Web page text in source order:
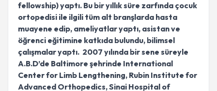
fellowship) yaptı. Bu bir yıllık süre zarfında çocuk
ortopedisi ile ilgili tüm alt branşlarda hasta
muayene edip, ameliyatlar yaptı, asistan ve
öğrenci eğitimine katkıda bulundu, bilimsel
çalışmalar yaptı. 2007 yılında bir sene süreyle
A.B.D’de Baltimore şehrinde International
Center for Limb Lengthening, Rubin Institute for
Advanced Orthopedics, Sinai Hospital of